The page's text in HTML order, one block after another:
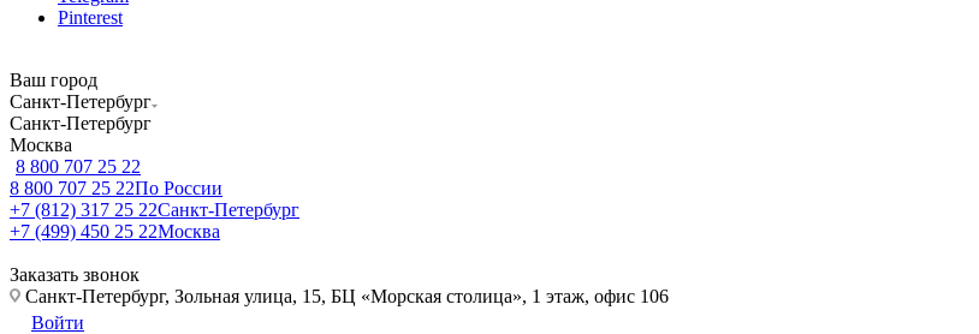
Pinterest
Ваш город
Санкт-Петербург
Санкт-Петербург
Москва
8 800 707 25 22
8 800 707 25 22По России
+7 (812) 317 25 22Санкт-Петербург
+7 (499) 450 25 22Москва
Заказать звонок
Санкт-Петербург, Зольная улица, 15, БЦ «Морская столица», 1 этаж, офис 106
Войти